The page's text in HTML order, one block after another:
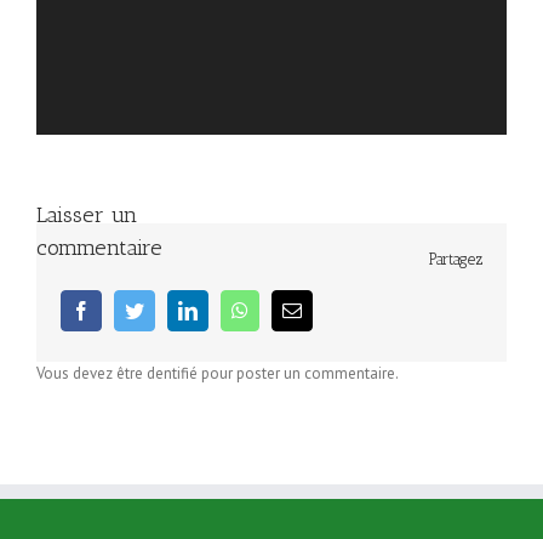
Partagez
facebooktwitter linkedin whatsappEmail
Laisser un
commentaire
Vous devez être dentifié pour poster un commentaire.